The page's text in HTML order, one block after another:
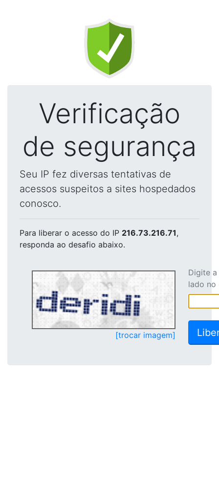
Verificação
de segurança
Seu IP fez diversas tentativas de
acessos suspeitos a sites hospedados
conosco.
Para liberar o acesso do IP 216.73.216.71,
responda ao desafio abaixo.
[trocar imagem]
Digite
lado no